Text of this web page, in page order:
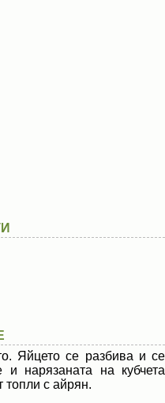
Яйцето се разбива и се
нарязаната на кубчета
топли с айрян.